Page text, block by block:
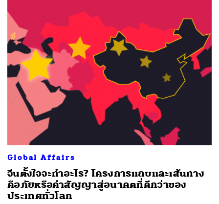
Global Affairs
จีนตั้งใจจะทำอะไร? โครงการแถบและเส้นทาง
คือภัยหรือคำสัญญาสู่อนาคตที่ดีกว่าของ
ประเทศทั่วโลก